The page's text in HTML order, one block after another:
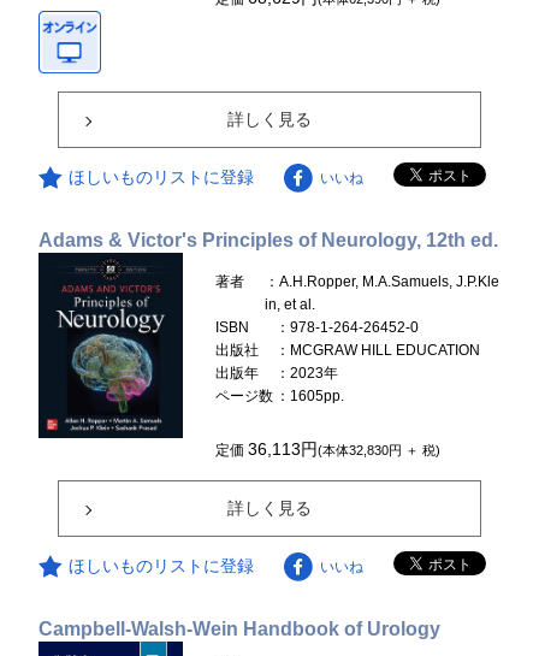
詳しく見る
ほしいものリストに登録 いいね
Adams & Victor's Principles of Neurology, 12th ed.
著者
：A.H.Ropper, M.A.Samuels, J.P.Kle
in, et al.
ISBN
：978-1-264-26452-0
出版社
：MCGRAW HILL EDUCATION
出版年
：2023年
ページ数 ：1605pp.
定価36,113円(本体32,830円 ＋ 税)
詳しく見る
ほしいものリストに登録 いいね
Campbell-Walsh-Wein Handbook of Urology